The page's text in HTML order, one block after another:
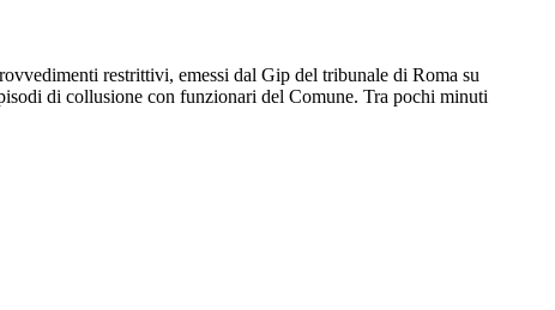
restrittivi, emessi dal Gip del tribunale di Roma su
di collusione con funzionari del Comune. Tra pochi minuti